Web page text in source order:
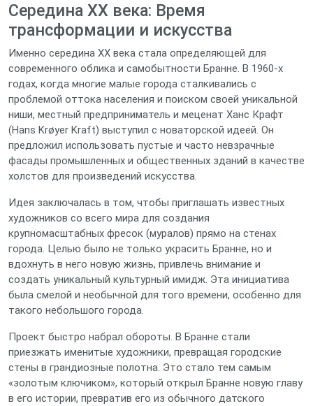
Середина XX века: Время
трансформации и искусства
Именно середина XX века стала определяющей для
современного облика и самобытности Бранне. В 1960-х
годах, когда многие малые города сталкивались с
проблемой оттока населения и поиском своей уникальной
ниши, местный предприниматель и меценат Ханс Крафт
(Hans Krøyer Kraft) выступил с новаторской идеей. Он
предложил использовать пустые и часто невзрачные
фасады промышленных и общественных зданий в качестве
холстов для произведений искусства.
Идея заключалась в том, чтобы приглашать известных
художников со всего мира для создания
крупномасштабных фресок (муралов) прямо на стенах
города. Целью было не только украсить Бранне, но и
вдохнуть в него новую жизнь, привлечь внимание и
создать уникальный культурный имидж. Эта инициатива
была смелой и необычной для того времени, особенно для
такого небольшого города.
Проект быстро набрал обороты. В Бранне стали
приезжать именитые художники, превращая городские
стены в грандиозные полотна. Это стало тем самым
«золотым ключиком», который открыл Бранне новую главу
в его истории, превратив его из обычного датского